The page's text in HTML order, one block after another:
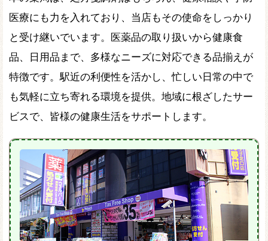
医療にも力を入れており、当店もその使命をしっかり
と受け継いでいます。医薬品の取り扱いから健康食
品、日用品まで、多様なニーズに対応できる品揃えが
特徴です。駅近の利便性を活かし、忙しい日常の中で
も気軽に立ち寄れる環境を提供。地域に根ざしたサー
ビスで、皆様の健康生活をサポートします。